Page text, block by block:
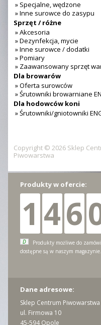
» Specjalne, wędzone
» Inne surowce do zasypu
Sprzęt / różne
» Akcesoria
» Dezynfekcja, mycie
» Inne surowce / dodatki
» Pomiary
» Zaawansowany sprzęt
Dla browarów
» Oferta surowców
» Śrutowniki browarniane
Dla hodowców koni
» Śrutowniki/gniotowniki
Copyright © 2026 Sklep
Piwowarstwa
Produkty w ofercie:
1 46
D
Produkty możliwe do
dostępne są w naszym magazynie.
Dane adresowe:
Sklep Centrum Piwowarstwa
ul. Firmowa 10
45-594 Opole